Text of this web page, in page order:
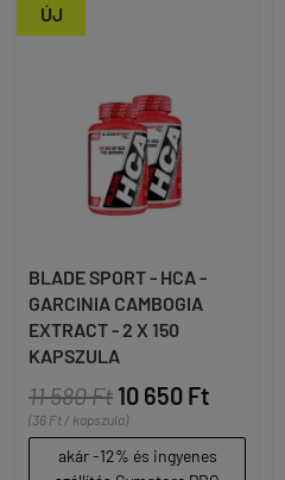
ÚJ
BLADE SPORT - HCA -
GARCINIA CAMBOGIA
EXTRACT - 2 X 150
KAPSZULA
11 580 Ft 10 650 Ft
(36 Ft / kapszula)
akár -12% és ingyenes